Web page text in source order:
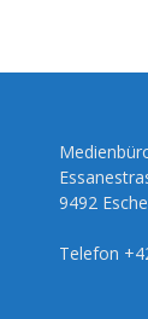
9492
Telefon